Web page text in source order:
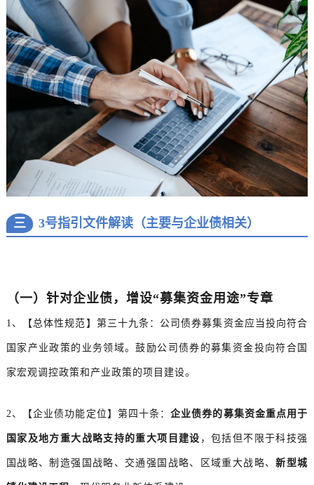
三 3号指引文件解读（主要与企业债相关）
（一）针对企业债，增设“募集资金用途”专章
1、【总体性规范】第三十九条：公司债券募集资金应当投向符合
国家产业政策的业务领域。鼓励公司债券的募集资金投向符合国
家宏观调控政策和产业政策的项目建设。
2、【企业债功能定位】第四十条：企业债券的募集资金重点用于
国家及地方重大战略支持的重大项目建设 ，包括但不限于科技强
国战略、制造强国战略、交通强国战略、区域重大战略、新型城